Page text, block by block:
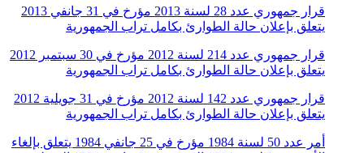
قرار جمهوري عدد 28 لسنة 2013 مؤرخ في 31 جانفي 2013
يتعلق بإعلان حالة الطوارئ بكامل تراب الجمهورية
قرار جمهوري عدد 214 لسنة 2012 مؤرخ في 30 سبتمبر 2012
يتعلق بإعلان حالة الطوارئ بكامل تراب الجمهورية
قرار جمهوري عدد 142 لسنة 2012 مؤرخ في 31 جويلية 2012
يتعلق بإعلان حالة الطوارئ بكامل تراب الجمهورية
أمر عدد 50 لسنة 1984 مؤرخ في 25 جانفي 1984 يتعلق بإلغاء